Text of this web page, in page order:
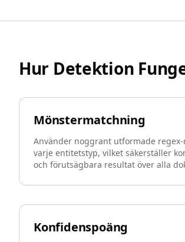
Hur Detektion
Mönstermatchning
Använder noggrant utformade
varje entitetstyp, vilket säkerställer
och förutsägbara resultat över alla
Konfidenspoäng